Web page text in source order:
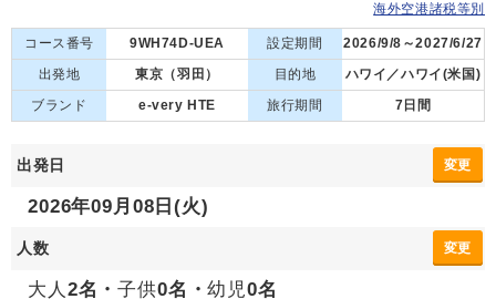
海外空港諸税等別
コース番号 9WH74D-UEA 設定期間
2026/9/8～2027/6/27
出発地
東京（羽田） 目的地
ハワイ／ハワイ(米国)
ブランド
e-very HTE 旅行期間 7日間
出発日 変更
2026年09月08日(火)
人数 変更
大人 2名・子供0名・幼児0名